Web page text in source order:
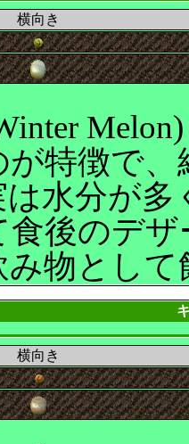
横向き
特徴で
水分が
食後のデ
み物とし
横向き